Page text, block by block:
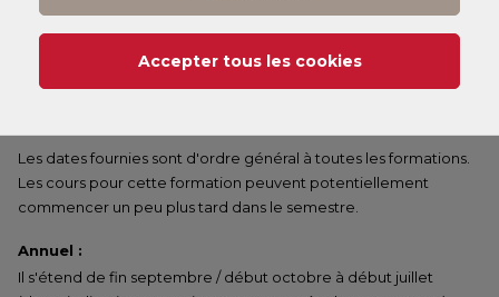
1ersemestre et annuel :14/09/2026
1ersemestre et annuel :14/09/2026
Les dates fournies sont d'ordre général à toutes les formations.
Les cours pour cette formation peuvent potentiellement
commencer un peu plus tard dans le semestre.
Annuel :
Il s'étend de fin septembre / début octobre à début juillet
Accepter tous les cookies